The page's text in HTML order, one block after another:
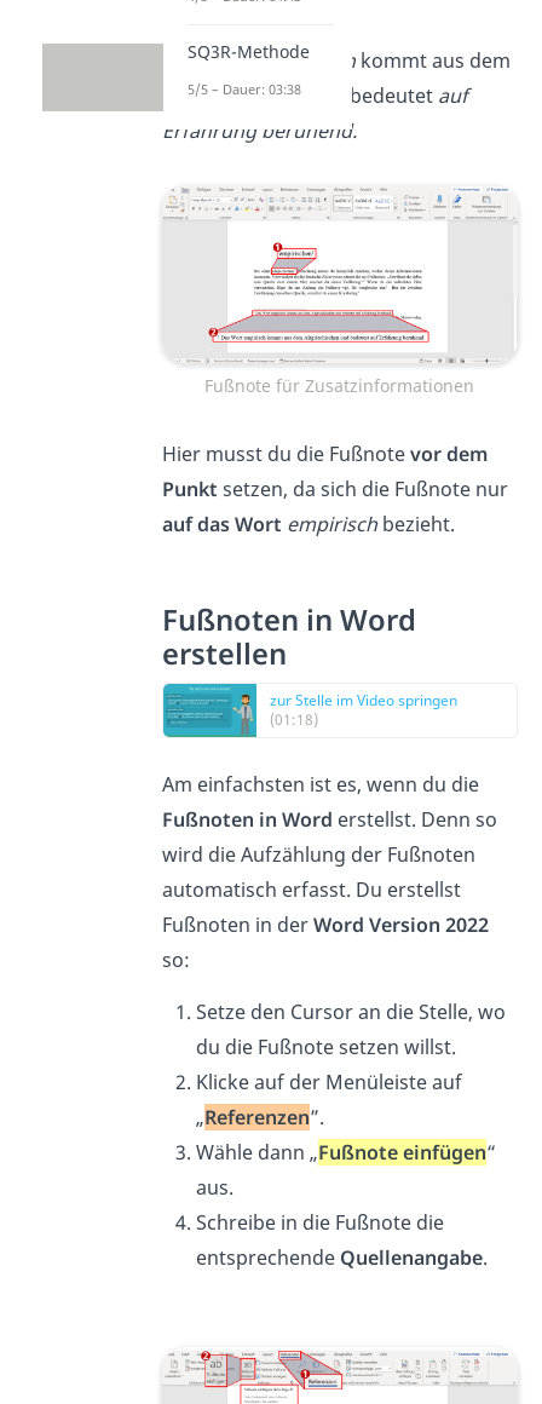
Fußnoten.
¹ Das Wortempirischkommt aus dem
Altgriechischen und bedeutet auf
Erfahrung beruhend.
Fußnote für Zusatzinformationen
Hier musst du die Fußnotevor dem
Punkt setzen, da sich die Fußnote nur
auf das Wort empirischbezieht.
Fußnoten in Word
erstellen
zur Stelle im Video springen
(01:18)
Am einfachsten ist es, wenn du die
Fußnoten in Word erstellst. Denn so
wird die Aufzählung der Fußnoten
automatisch erfasst. Du erstellst
Fußnoten in derWord Version 2022
so:
Setze den Cursor an die Stelle, wo
du die Fußnote setzen willst.
Klicke auf der Menüleiste auf
„Referenzen”.
Wähle dann „Fußnote einfügen“
aus.
Schreibe in die Fußnote die
entsprechende Quellenangabe.
SQ3R-Methode
5/5 – Dauer: 03:38